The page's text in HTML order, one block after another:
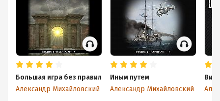
Большая игра без правил
Александр Михайловский
Иным путем
Александр Михайловский